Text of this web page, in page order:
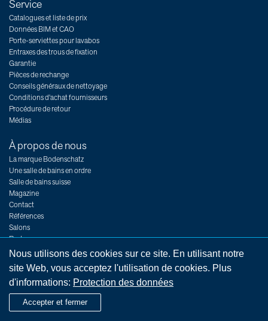
Service
Catalogues et liste de prix
Données BIM et CAO
Porte-serviettes pour lavabos
Entraxes des trous de fixation
Garantie
Pièces de rechange
Conseils généraux de nettoyage
Conditions d'achat fournisseurs
Procédure de retour
Médias
À propos de nous
La marque Bodenschatz
Une salle de bains en ordre
Salle de bains suisse
Magazine
Contact
Références
Salons
Postes
Impressum Indications légales
Conditions générales
Protection des données
Nous utilisons des cookies sur ce site. En utilisant notre
site Web, vous acceptez l'utilisation de cookies. Plus
d'informations: Protection des données
Accepter et fermer